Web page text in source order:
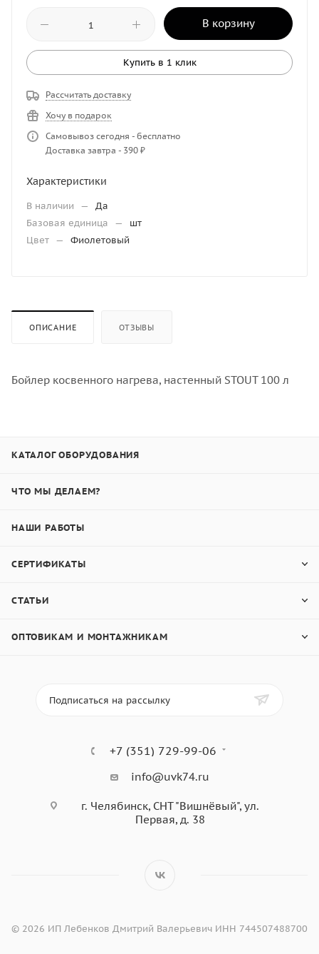
В корзину
Купить в 1 клик
Рассчитать доставку
Хочу в подарок
Самовывоз сегодня - бесплатно
Доставка завтра - 390 ₽
Характеристики
В наличии —
Да
Базовая единица
—
шт
Цвет — Фиолетовый
ОПИСАНИЕ ОТЗЫВЫ
Бойлер косвенного нагрева, настенный STOUT 100 л
КАТАЛОГ ОБОРУДОВАНИЯ
ЧТО МЫ ДЕЛАЕМ?
НАШИ РАБОТЫ
СЕРТИФИКАТЫ
СТАТЬИ
ОПТОВИКАМ И МОНТАЖНИКАМ
Подписаться на рассылку
+7 (351) 729-99-06
info@uvk74.ru
г. Челябинск, СНТ "Вишнёвый", ул.
Первая, д. 38
© 2026 ИП Лебенков Дмитрий Валерьевич ИНН 744507488700